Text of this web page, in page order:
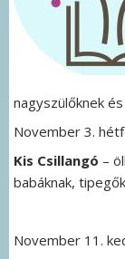
nagyszülőknek
November 3.
Kis Csillangó –
babáknak,
November 11.